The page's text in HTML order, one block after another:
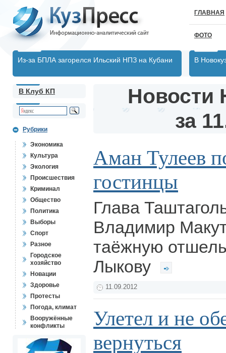
ГЛАВНАЯ
ФОТО
Из-за БПЛА загорелся Ильский НПЗ на Кубани В
В Клуб КП
Рубрики
Экономика
Культура
Экология
Происшествия
Криминал
Общество
Политика
Выборы
Спорт
Разное
Городское
хозяйство
Новации
Здоровье
Протесты
Погода, климат
Вооружённые
конфликты
Новости
за
Аман Тулеев
гостинцы
Глава
Владимир
таёжную
Лыкову
11.09.2012
Улетел и не
вернуться